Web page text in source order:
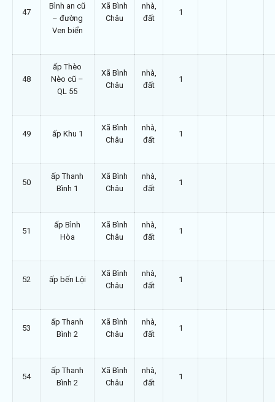
47
Bình an cũ
– đường
Ven biển
Xã Bình
Châu
nhà,
đất
1
48
ấp Thèo
Nèo cũ –
QL 55
Xã Bình
Châu
nhà,
đất
1
49 ấp Khu 1
Xã Bình
Châu
nhà,
đất
1
50
ấp Thanh
Bình 1
Xã Bình
Châu
nhà,
đất
1
51
ấp Bình
Hòa
Xã Bình
Châu
nhà,
đất
1
52 ấp bến Lội
Xã Bình
Châu
nhà,
đất
1
53
ấp Thanh
Bình 2
Xã Bình
Châu
nhà,
đất
1
54
ấp Thanh
Bình 2
Xã Bình
Châu
nhà,
đất
1